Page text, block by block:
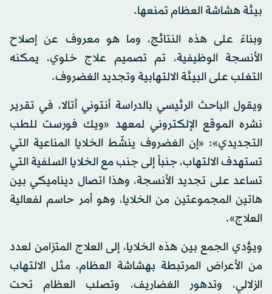
بيئة هشاشة العظام تمنعها.
وبناءً على هذه النتائج، وما هو معروف عن إصلاح
الأنسجة الوظيفية، تم تصميم علاج خلوي، يمكنه
التغلب على البيئة الالتهابية وتجديد الغضروف.
ويقول الباحث الرئيسي بالدراسة أنتوني أتالا، في تقرير
نشره الموقع الإلكتروني لمعهد «ويك فورست للطب
التجديدي»: «إن الغضروف ينشّط الخلايا المناعية التي
تستهدف الالتهاب، جنباً إلى جنب مع الخلايا السلفية التي
تساعد على تجديد الأنسجة، وهذا اتصال ديناميكي بين
هاتين المجموعتين من الخلايا، وهو أمر حاسم لفعالية
العلاج».
ويؤدي الجمع بين هذه الخلايا، إلى العلاج المتزامن لعدد
من الأعراض المرتبطة بهشاشة العظام، مثل الالتهاب
الزلالي، وتدهور الغضاريف، وتصلب العظام تحت